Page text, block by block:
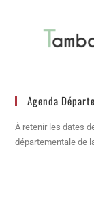
Agenda
À retenir les dates
départementale de